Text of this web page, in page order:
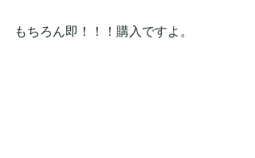
もちろん即！！！購入ですよ。